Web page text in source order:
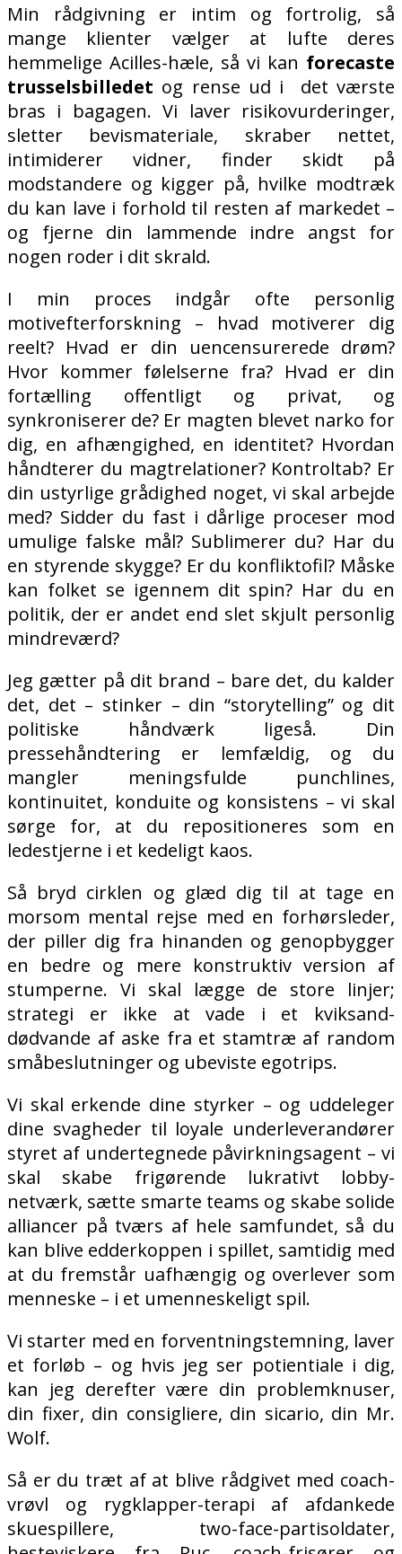
Min rådgivning er intim og fortrolig, så
mange klienter vælger at lufte deres
hemmelige Acilles-hæle, så vi kan forecaste
trusselsbilledet og rense ud i
det værste
bras i bagagen. Vi laver risikovurderinger,
sletter bevismateriale, skraber nettet,
intimiderer vidner, finder skidt på
modstandere og kigger på, hvilke modtræk
du kan lave i forhold til resten af markedet –
og fjerne din lammende indre angst for
nogen roder i dit skrald.
I min proces indgår ofte personlig
motivefterforskning – hvad motiverer dig
reelt? Hvad er din uencensurerede drøm?
Hvor kommer følelserne fra? Hvad er din
fortælling offentligt og privat, og
synkroniserer de? Er magten blevet narko for
dig, en afhængighed, en identitet? Hvordan
håndterer du magtrelationer? Kontroltab? Er
din ustyrlige grådighed noget, vi skal arbejde
med? Sidder du fast i dårlige proceser mod
umulige falske mål? Sublimerer du? Har du
en styrende skygge? Er du konfliktofil? Måske
kan folket se igennem dit spin? Har du en
politik, der er andet end slet skjult personlig
mindreværd?
Jeg gætter på dit brand – bare det, du kalder
det, det – stinker – din “storytelling” og dit
politiske håndværk ligeså. Din
pressehåndtering er lemfældig, og du
mangler meningsfulde punchlines,
kontinuitet, konduite og konsistens – vi skal
sørge for, at du repositioneres som en
ledestjerne i et kedeligt kaos.
Så bryd cirklen og glæd dig til at tage en
morsom mental rejse med en forhørsleder,
der piller dig fra hinanden og genopbygger
en bedre og mere konstruktiv version af
stumperne. Vi skal lægge de store linjer;
strategi er ikke at vade i et kviksand-
dødvande af aske fra et stamtræ af random
småbeslutninger og ubeviste egotrips.
Vi skal erkende dine styrker – og uddeleger
dine svagheder til loyale underleverandører
styret af undertegnede påvirkningsagent – vi
skal skabe frigørende lukrativt lobby-
netværk, sætte smarte teams og skabe solide
alliancer på tværs af hele samfundet, så du
kan blive edderkoppen i spillet, samtidig med
at du fremstår uafhængig og overlever som
menneske – i et umenneskeligt spil.
Vi starter med en forventningstemning, laver
et forløb – og hvis jeg ser potientiale i dig,
kan jeg derefter være din problemknuser,
din fixer, din consigliere, din sicario, din Mr.
Wolf.
Så er du træt af at blive rådgivet med coach-
vrøvl og rygklapper-terapi af afdankede
skuespillere, two-face-partisoldater,